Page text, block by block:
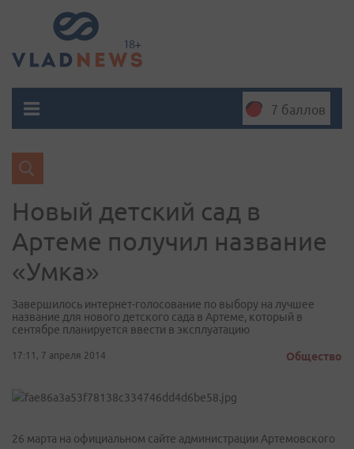
7 баллов
Новый детский сад в
Артеме получил название
«Умка»
Завершилось интернет-голосование по выбору на лучшее
название для нового детского сада в Артеме, который в
сентябре планируется ввести в эксплуатацию
17:11, 7 апреля 2014 Общество
26 марта на официальном сайте администрации Артемовского